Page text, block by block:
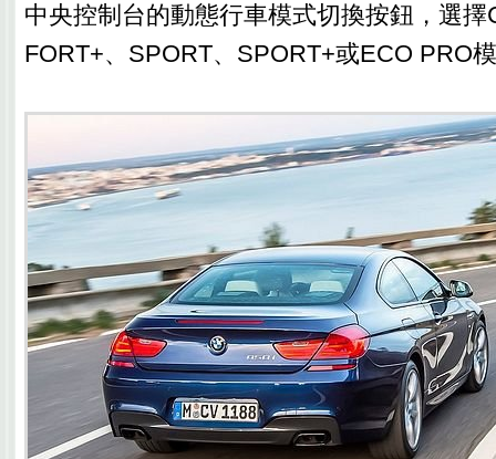
中央控制台的動態行車模式切換按鈕，選擇
FORT+、SPORT、SPORT+或ECO PRO